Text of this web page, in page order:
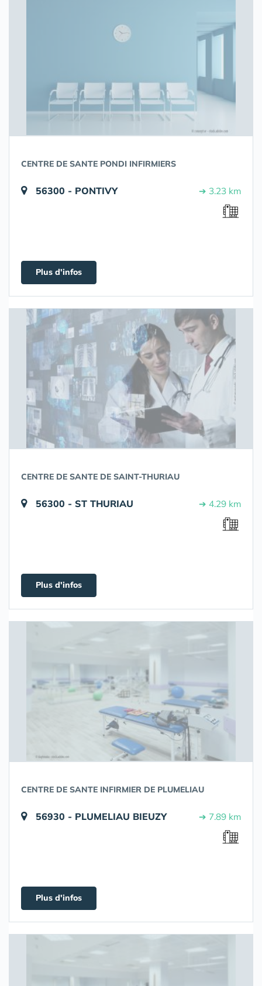
CENTRE DE SANTE PONDI INFIRMIERS
56300 - PONTIVY ➔ 3.23 km
Plus d'infos
CENTRE DE SANTE DE SAINT-THURIAU
56300 - ST THURIAU ➔ 4.29 km
Plus d'infos
CENTRE DE SANTE INFIRMIER DE PLUMELIAU
56930 - PLUMELIAU BIEUZY ➔ 7.89 km
Plus d'infos